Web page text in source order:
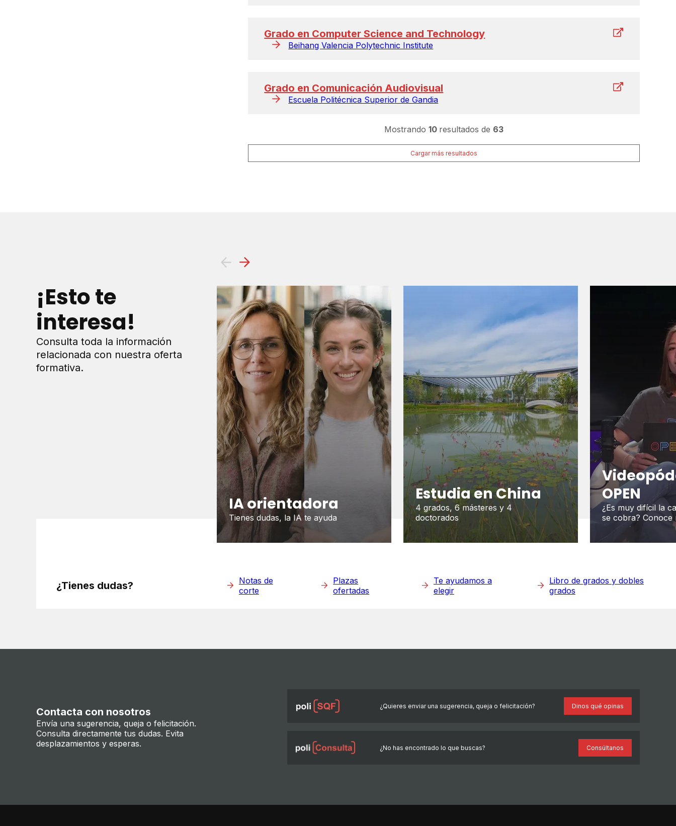
Grado en Computer Science and Technology
Beihang Valencia Polytechnic Institute
Grado en Comunicación Audiovisual
Escuela Politécnica Superior de Gandia
Mostrando10 resultados de 63
Cargar más resultados
¡Esto te
interesa!
Consulta toda la información
relacionada con nuestra oferta
formativa.
IA orientadora
Tienes dudas, la IA te ayuda
Estudia en China
4 grados, 6 másteres y 4
doctorados
OPEN
¿Es muy difícil la
se cobra? Conoce
¿Tienes dudas?
Notas de
corte
Plazas
ofertadas
Te ayudamos a
elegir
Libro de grados y dobles
grados
Contacta con nosotros
Envía una sugerencia, queja o felicitación.
Consulta directamente tus dudas. Evita
desplazamientos y esperas.
¿Quieres enviar una sugerencia, queja o felicitación? Dinos qué opinas
¿No has encontrado lo que buscas? Consúltanos